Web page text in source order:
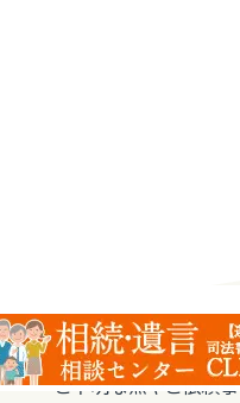
ご不明な点やご依頼事